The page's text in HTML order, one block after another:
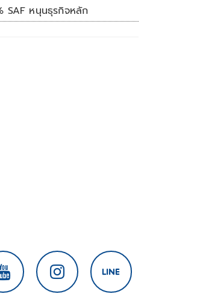
SAF หนุนธุรกิจหลัก